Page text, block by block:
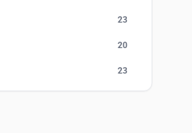
23
20
23